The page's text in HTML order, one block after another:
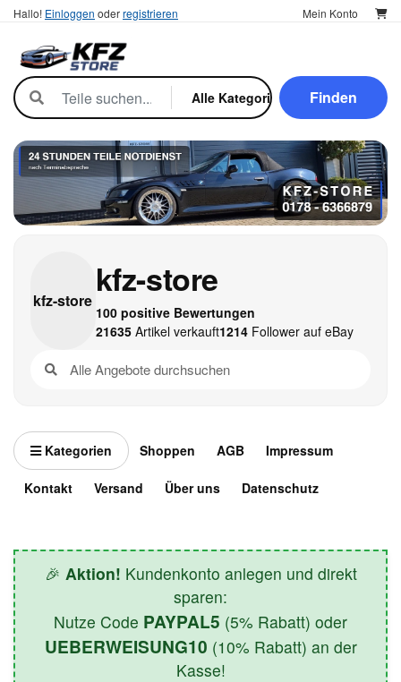
Hallo! Einloggen oderregistrieren Mein Konto
Finden
kfz-store
kfz-store
100 positive Bewertungen
21635Artikel verkauft1214Follower auf eBay
Kategorien Shoppen AGB Impressum
Kontakt Versand Über uns Datenschutz
🎉 Aktion! Kundenkonto anlegen und direkt
sparen:
Nutze Code PAYPAL5 (5% Rabatt) oder
UEBERWEISUNG10 (10% Rabatt) an der
Kasse!